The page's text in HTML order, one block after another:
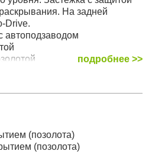
На задней
Drive.
автоподзаводом
подробнее >>
(позолота)
(позолота)